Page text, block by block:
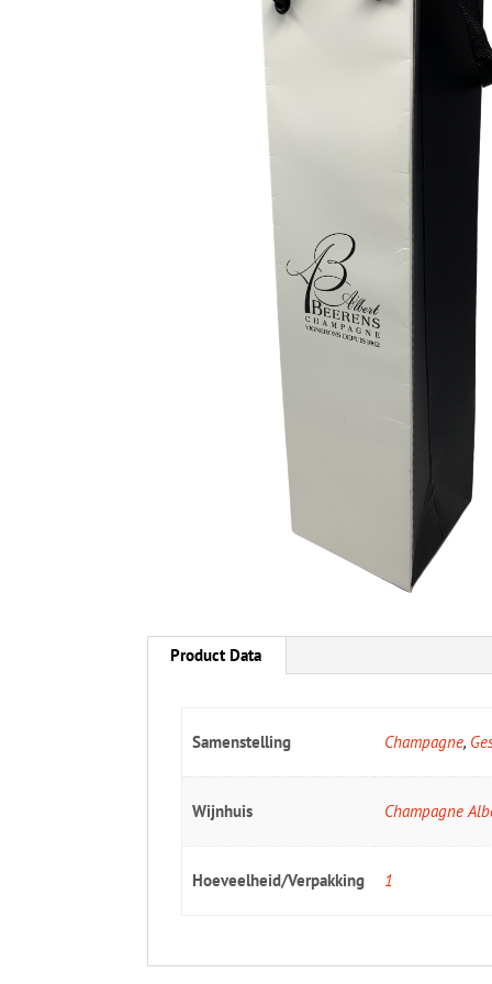
Product Data
Samenstelling Champagne,
Wijnhuis Champagne
Hoeveelheid/Verpakking 1